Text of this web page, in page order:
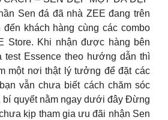
Sen đá đã nhà ZEE đang trên
khách hàng cùng các combo
Store. Khi nhận được hàng bên
test Essence theo hướng dẫn thì
một nơi thật lý tưởng để đặt các
vẫn chưa biết cách chăm sóc
bí quyết nằm ngay dưới đây Đừng
kịp tham gia ưu đãi nhận Sen